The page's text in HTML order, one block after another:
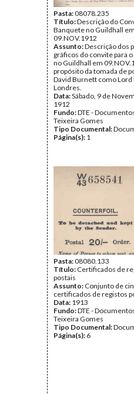
Pasta:08078.235
Título:Descrição do
Banquete no Guildhall
09.NOV.1912
Assunto:Descrição dos
gráficos do convite para
no Guildhall em
propósito da tomada de
David Burnett como Lord
Londres.
Data:Sábado, 9 de
1912
Fundo:DTE -
Teixeira Gomes
Tipo Documental:
Página(s): 1
Pasta:08080.133
Título: Certificados de
postais
Assunto: Conjunto de
certificados de registos
Data: 1913
Fundo:DTE -
Teixeira Gomes
Tipo Documental:
Página(s): 6